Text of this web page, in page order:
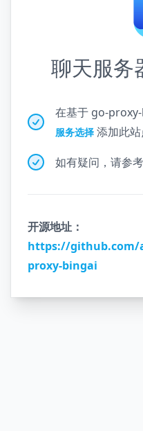
聊天服务
在基于 go-
服务选择 添加此
如有疑问，请参考
开源地址：
https://github.com/
proxy-bingai